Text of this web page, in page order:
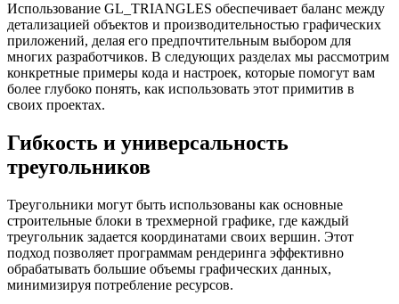
Использование GL_TRIANGLES обеспечивает баланс между
детализацией объектов и производительностью графических
приложений, делая его предпочтительным выбором для
многих разработчиков. В следующих разделах мы рассмотрим
конкретные примеры кода и настроек, которые помогут вам
более глубоко понять, как использовать этот примитив в
своих проектах.
Гибкость и универсальность
треугольников
Треугольники могут быть использованы как основные
строительные блоки в трехмерной графике, где каждый
треугольник задается координатами своих вершин. Этот
подход позволяет программам рендеринга эффективно
обрабатывать большие объемы графических данных,
минимизируя потребление ресурсов.